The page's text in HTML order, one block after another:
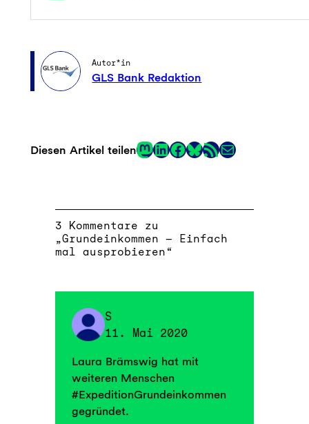
Autor*in
GLS Bank Redaktion
Diesen Artikel teilenMastodon
LinkedIn
Facebook
LinkRSS-Feed
E-Mail
3 Kommentare zu
„Grundeinkommen – Einfach
mal ausprobieren“
S
11. Mai 2020
Laura Brämswig hat mit
weiteren Menschen
#ExpeditionGrundeinkommen
gegründet.